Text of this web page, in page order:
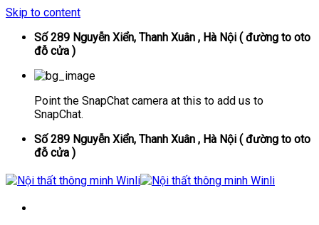
Skip to content
Số 289 Nguyễn Xiển, Thanh Xuân , Hà Nội ( đường to oto
đỗ cửa )
Point the SnapChat camera at this to add us to
SnapChat.
Số 289 Nguyễn Xiển, Thanh Xuân , Hà Nội ( đường to oto
đỗ cửa )